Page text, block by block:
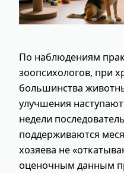
По наблюдениям
зоопсихологов, при
большинства
улучшения
недели
поддерживаются
хозяева не
оценочным данным